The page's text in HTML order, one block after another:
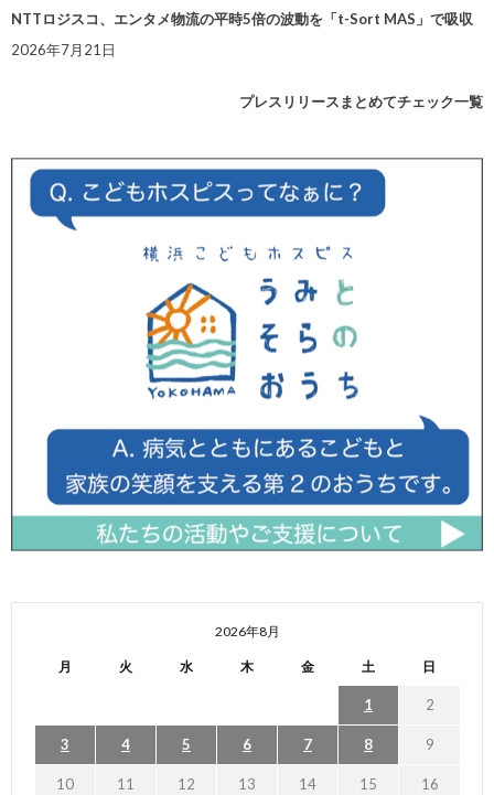
NTTロジスコ、エンタメ物流の平時5倍の波動を「t-Sort MAS」で吸収
2026年7月21日
プレスリリースまとめてチェック一覧
2026年8月
月 火 水 木 金 土 日
1 2
3 4 5 6 7 8 9
10 11 12 13 14 15 16